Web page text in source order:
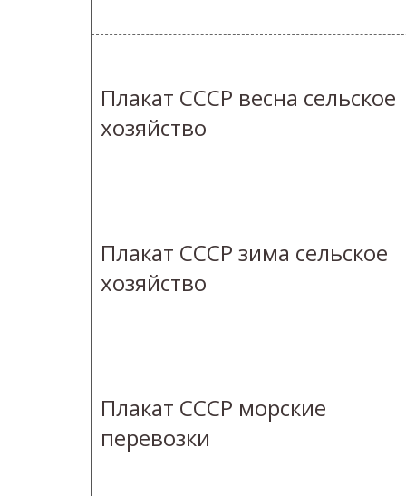
Плакат СССР весна сельское
хозяйство
Плакат СССР зима сельское
хозяйство
Плакат СССР морские
перевозки